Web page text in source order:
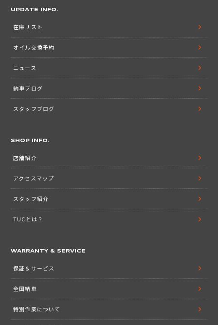
UPDATE INFO.
在庫リスト
オイル交換予約
ニュース
納車ブログ
スタッフブログ
SHOP INFO.
店舗紹介
アクセスマップ
スタッフ紹介
TUCとは？
WARRANTY & SERVICE
保証＆サービス
全国納車
特別作業について